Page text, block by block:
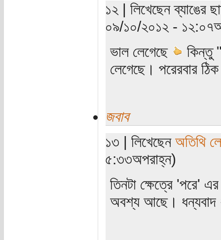
১২ | লিখেছেন ব্যাঙের
০৯/১০/২০১২ -
ভাল লেগেছে
কিন্তু
লেগেছে। পরেরবার
জবাব
১৩ | লিখেছেনঅতিথি
৫:৩৩অপরাহ্ন)
তিনটা ক্ষেত্রে 'পরে'
অবশ্য আছে। ধন্যবাদ